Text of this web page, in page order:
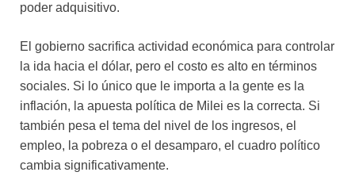
poder adquisitivo.
El gobierno sacrifica actividad económica para controlar
la ida hacia el dólar, pero el costo es alto en términos
sociales. Si lo único que le importa a la gente es la
inflación, la apuesta política de Milei es la correcta. Si
también pesa el tema del nivel de los ingresos, el
empleo, la pobreza o el desamparo, el cuadro político
cambia significativamente.